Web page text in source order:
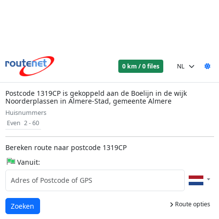
0 km / 0 files
Postcode 1319CP is gekoppeld aan de Boelijn in de wijk
Noorderplassen in Almere-Stad, gemeente Almere
Huisnummers
Even 2 - 60
Bereken route naar postcode 1319CP
Vanuit:
Route opties
Laden...
Zoeken